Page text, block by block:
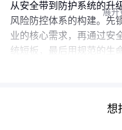
从安全带到防护系统的升
风险防控体系的构建。先
业的核心需求，再通过安
统短板，最后用规范的生
展开
想